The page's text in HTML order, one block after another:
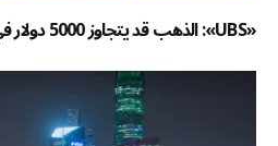
«UBS»: الذهب قد يتجاوز 5000 دولار في 2027 – أخبار السعودية